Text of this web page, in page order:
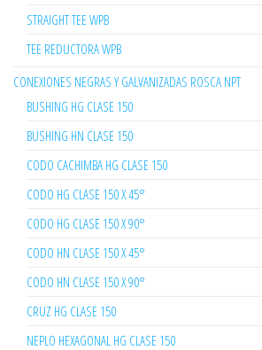
STRAIGHT TEE WPB
TEE REDUCTORA WPB
CONEXIONES NEGRAS Y GALVANIZADAS ROSCA NPT
BUSHING HG CLASE 150
BUSHING HN CLASE 150
CODO CACHIMBA HG CLASE 150
CODO HG CLASE 150 X 45°
CODO HG CLASE 150 X 90°
CODO HN CLASE 150 X 45°
CODO HN CLASE 150 X 90°
CRUZ HG CLASE 150
NEPLO HEXAGONAL HG CLASE 150